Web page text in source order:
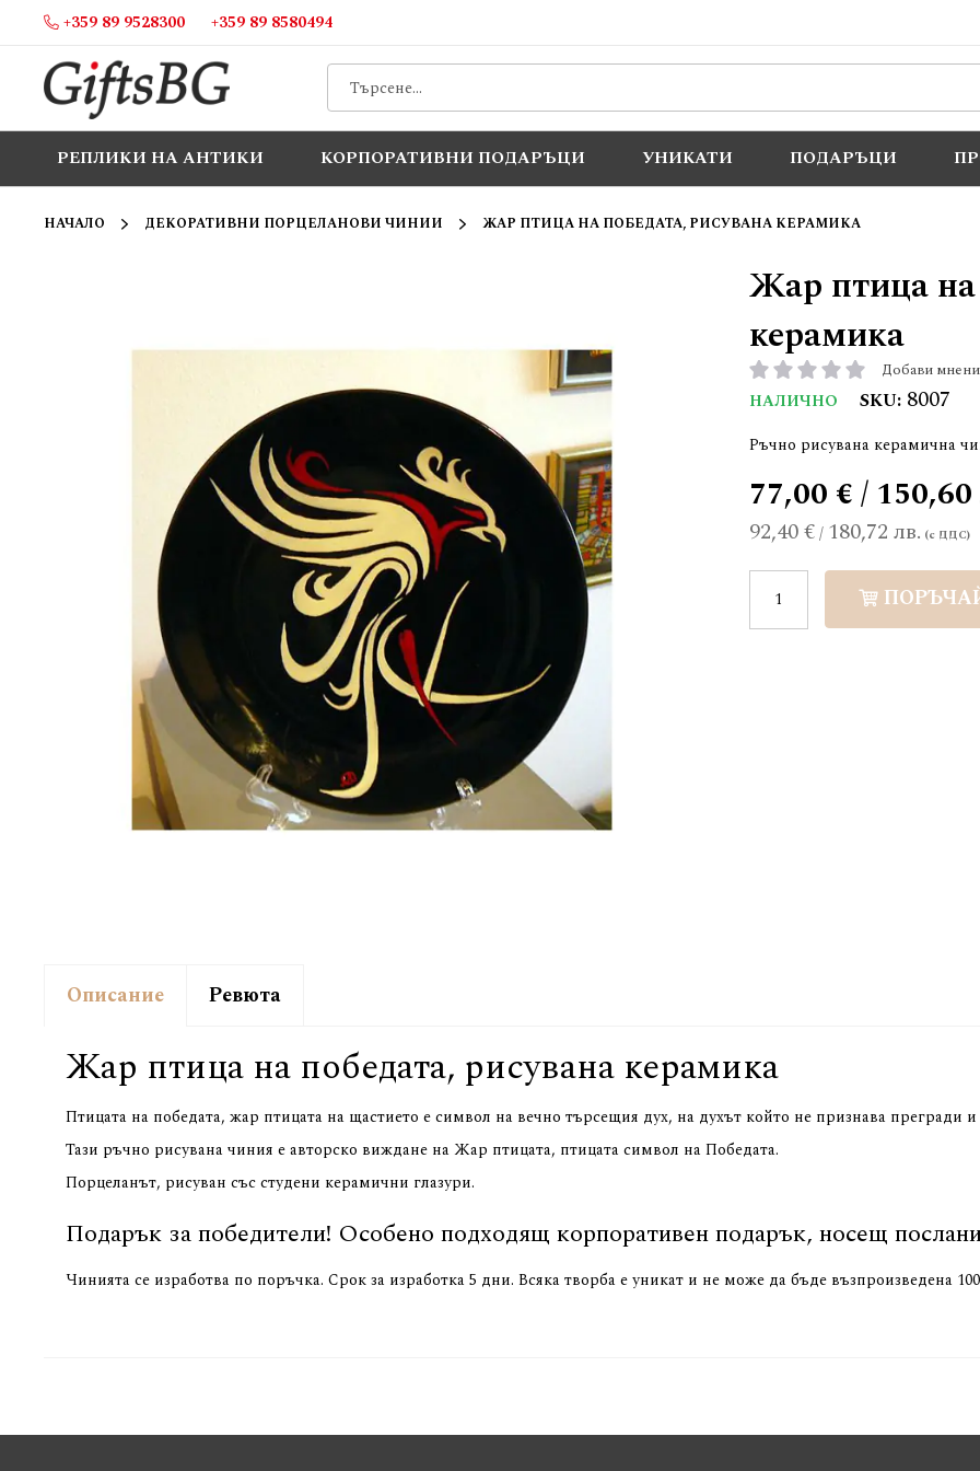
Прескачане
съдържанието
+359 89 9528300 +359 89 8580494
РЕПЛИКИ НА АНТИКИ КОРПОРАТИВНИ ПОДАРЪЦИ УНИКАТИ ПОДАРЪЦИ
НАЧАЛО ДЕКОРАТИВНИ ПОРЦЕЛАНОВИ ЧИНИИ ЖАР ПТИЦА НА ПОБЕДАТА, РИСУВАНА КЕРАМИКА
Жар птица на
керамика
рейтинг: Добави
НАЛИЧНО SKU 8007
Ръчно рисувана керамична
92,40 €/ 180,72 лв.
77,00 € / 150,60
Описание
Жар птица на победата, рисувана керамика
Птицата на победата, жар птицата на щастието е символ на вечно търсещия дух, на духът който не признава прегради
Тази ръчно рисувана чиния е авторско виждане на Жар птицата, птицата символ на Победата.
Порцеланът, рисуван със студени керамични глазури.
Подарък за победители! Особено подходящ корпоративен подарък, носещ
Чинията се изработва по поръчка. Срок за изработка 5 дни. Всяка творба е уникат и не може да бъде възпроизведена
Ревюта